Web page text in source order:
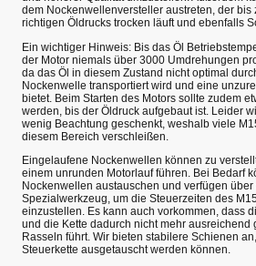
dem Nockenwellenversteller austreten, der bis
richtigen Öldrucks trocken läuft und ebenfalls
Ein wichtiger Hinweis: Bis das Öl
der Motor niemals über 3000 Umdrehungen
da das Öl in diesem Zustand nicht optimal
Nockenwelle transportiert wird und eine
bietet. Beim Starten des Motors sollte zudem
werden, bis der Öldruck aufgebaut ist. Leider
wenig Beachtung geschenkt, weshalb viele
diesem Bereich verschleißen.
Eingelaufene Nockenwellen können zu
einem unrunden Motorlauf führen. Bei Bedarf
Nockenwellen austauschen und verfügen
Spezialwerkzeug, um die Steuerzeiten des
einzustellen. Es kann auch vorkommen, dass
und die Kette dadurch nicht mehr ausreichend
Rasseln führt. Wir bieten stabilere Schienen
Steuerkette ausgetauscht werden können.